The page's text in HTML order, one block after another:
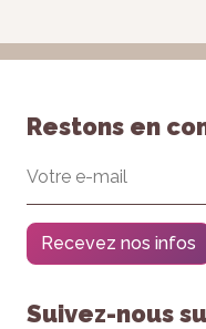
Restons en
Recevez nos infos
Suivez-nous